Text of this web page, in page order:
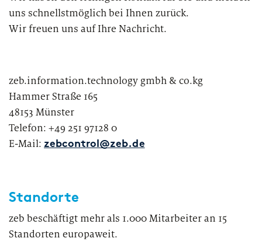
Financial
Treasury
Regulatory
Financial
Projektbeispiel
Insights
Hier finden Sie aktuelle Informationen zu interessanten
Credit Risk: zeb.control ist erneut Category
Leader
Partnerkreis
Karriere
zeb - partners for
Mit Unternehmergeist, strategischem Denken, aber vor allem durch
Mit unserer Unterstützung begegnen unsere Kunden drängenden
und Herausforderungen, die sich aus dem Wandel der Branche und
einzige Konstante – die Veränderung. Als „partners for change“
uns schnellstmöglich bei Ihnen zurück.
Wir freuen uns auf Ihre Nachricht.
zeb.information.technology gmbh & co.kg
Hammer Straße 165
48153 Münster
Telefon: +49 251 97128 0
E-Mail: zebcontrol@zeb.de
Standorte
zeb beschäftigt mehr als 1.000 Mitarbeiter an 15
Standorten europaweit.